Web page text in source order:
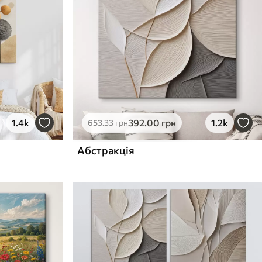
1.4k 653.33грн392.00 грн 1.2k
Абстракція